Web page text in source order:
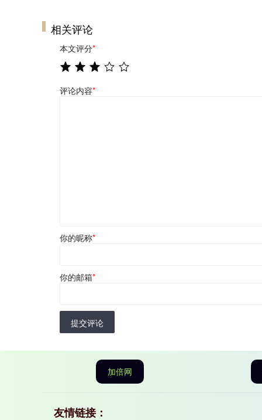
相关评论
本文评分*
评论内容*
你的昵称*
你的邮箱*
提交评论
加倍网
友情链接：